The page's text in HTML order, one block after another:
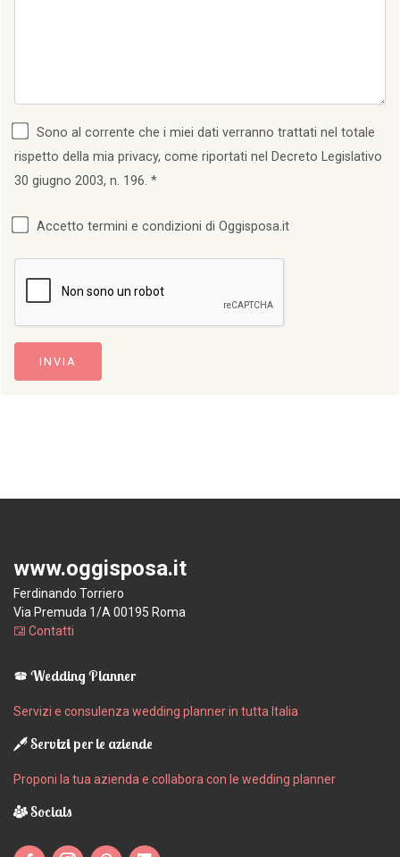
Sono al corrente che i miei dati verranno trattati nel totale
rispetto della mia privacy, come riportati nel Decreto Legislativo
30 giugno 2003, n. 196. *
Accetto termini e condizioni di Oggisposa.it
INVIA
www.oggisposa.it
Ferdinando Torriero
Via Premuda 1/A 00195 Roma
Contatti
Wedding Planner
Servizi e consulenza wedding planner in tutta Italia
Servizi per le aziende
Proponi la tua azienda e collabora con le wedding planner
Socials